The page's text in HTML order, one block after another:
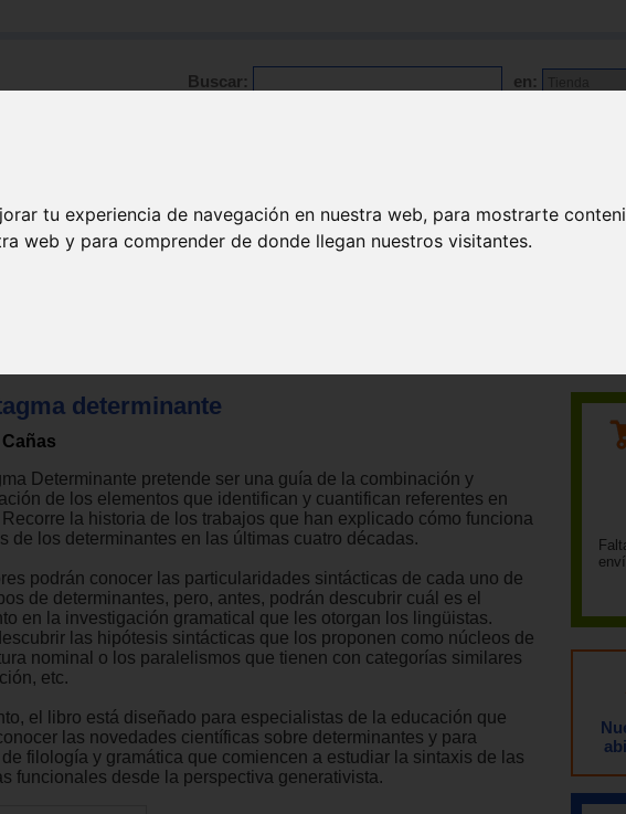
tu experiencia de navegación en nuestra web, para mostrarte
web y para comprender de donde llegan nuestros visitantes.
Buscar: en:
determinante
Determinante pretende ser una guía de la combinación y
de los elementos que identifican y cuantifican referentes en
la historia de los trabajos que han explicado cómo funciona
de los determinantes en las últimas cuatro décadas.
podrán conocer las particularidades sintácticas de cada uno de
de determinantes, pero, antes, podrán descubrir cuál es el
en la investigación gramatical que les otorgan los lingüistas.
las hipótesis sintácticas que los proponen como núcleos de
nominal o los paralelismos que tienen con categorías similares
etc.
el libro está diseñado para especialistas de la educación que
las novedades científicas sobre determinantes y para
filología y gramática que comiencen a estudiar la sintaxis de las
funcionales desde la perspectiva generativista.